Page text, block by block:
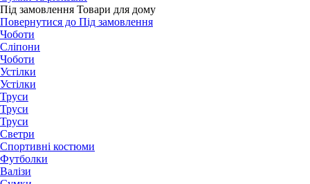
Під замовлення Товари для дому
Повернутися до Під замовлення
Чоботи
Сліпони
Чоботи
Устілки
Устілки
Труси
Труси
Труси
Светри
Спортивні костюми
Футболки
Валізи